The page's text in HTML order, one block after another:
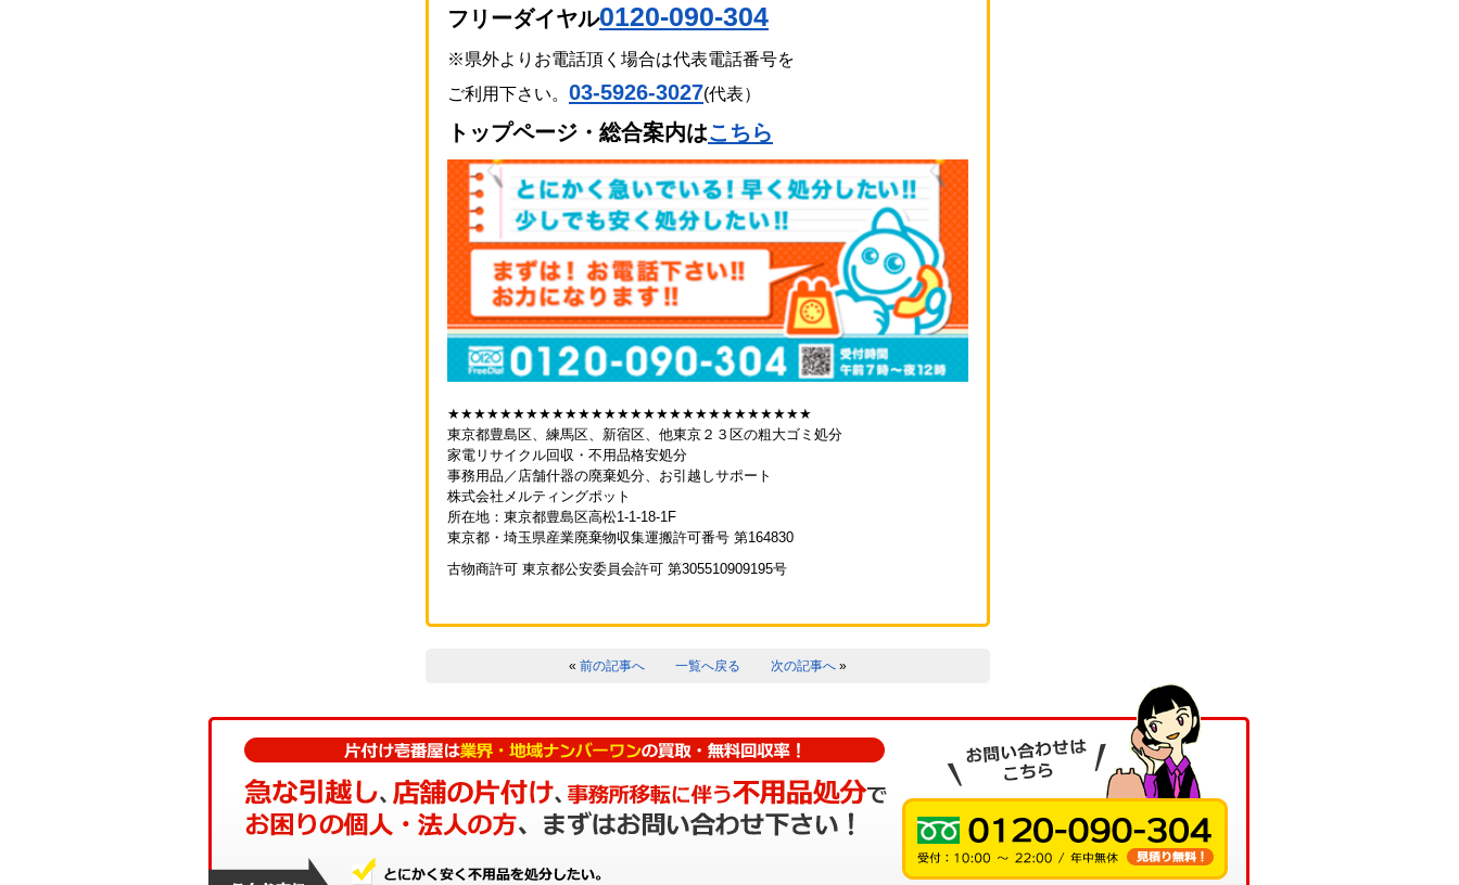
フリーダイヤル0120-090-304
※県外よりお電話頂く場合は代表電話番号を
ご利用下さい。 03-5926-3027(代表）
トップページ・総合案内はこちら
★★★★★★★★★★★★★★★★★★★★★★★★★★★★
東京都豊島区、練馬区、新宿区、他東京２３区の粗大ゴミ処分
家電リサイクル回収・不用品格安処分
事務用品／店舗什器の廃棄処分、お引越しサポート
株式会社メルティングポット
所在地：東京都豊島区高松1-1-18-1F
東京都・埼玉県産業廃棄物収集運搬許可番号 第164830
古物商許可 東京都公安委員会許可 第305510909195号
« 前の記事へ 一覧へ戻る 次の記事へ »